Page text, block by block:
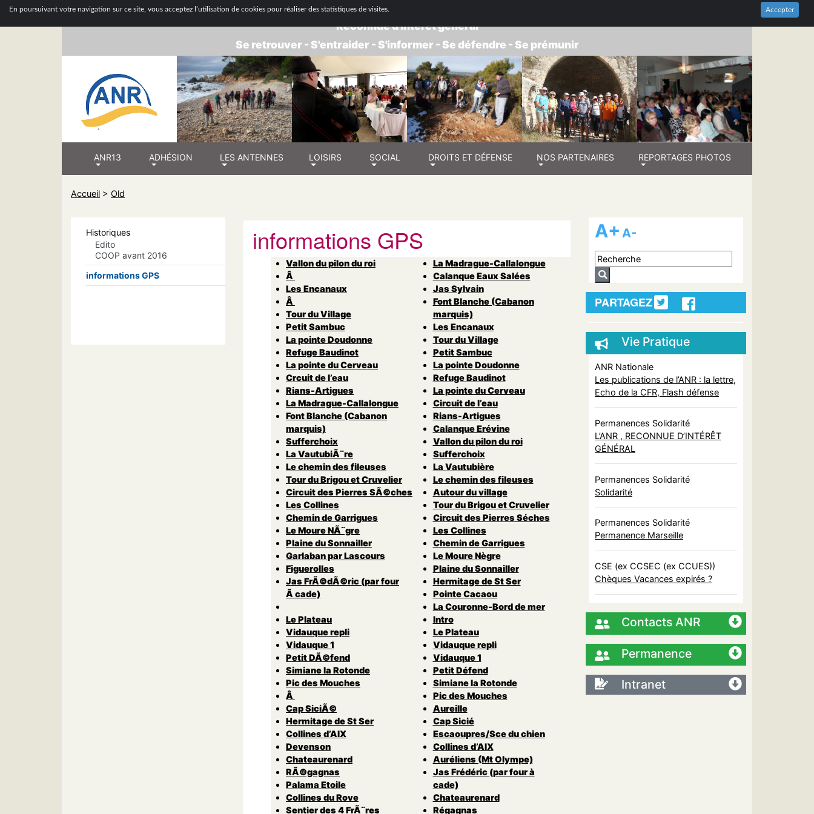
En poursuivant votre navigation sur ce site, vous acceptez l’utilisation de cookies pour réaliser des statistiques de visites. Accepter
ASSOCIATION NATIONALE DE RETRAITÉS - GROUPE BOUCHES-DU-RHÔNE
Reconnue d'intérêt général
Se retrouver - S'entraider - S'informer - Se défendre - Se prémunir
ANR13 ADHÉSION LES ANTENNES LOISIRS SOCIAL DROITS ET DÉFENSE NOS PARTENAIRES REPORTAGES PHOTOS
Accueil > Old
Historiques
Edito
COOP avant 2016
informations GPS
informations GPS
Vallon du pilon du roi
Â
Les Encanaux
Â
Tour du Village
Petit Sambuc
La pointe Doudonne
Refuge Baudinot
La pointe du Cerveau
Crcuit de l’eau
Rians-Artigues
La Madrague-Callalongue
Font Blanche (Cabanon
marquis)
Sufferchoix
La VautubiÃ¨re
Le chemin des fileuses
Tour du Brigou et Cruvelier
Circuit des Pierres SÃ©ches
Les Collines
Chemin de Garrigues
Le Moure NÃ¨gre
Plaine du Sonnailler
Garlaban par Lascours
Figuerolles
Jas FrÃ©dÃ©ric (par four
Ã cade)
Le Plateau
Vidauque repli
Vidauque 1
Petit DÃ©fend
Simiane la Rotonde
Pic des Mouches
Â
Cap SiciÃ©
Hermitage de St Ser
Collines d’AIX
Devenson
Chateaurenard
RÃ©gagnas
Palama Etoile
Collines du Rove
Sentier des 4 FrÃ¨res
La Madrague-Callalongue
Calanque Eaux Salées
Jas Sylvain
Font Blanche (Cabanon
marquis)
Les Encanaux
Tour du Village
Petit Sambuc
La pointe Doudonne
Refuge Baudinot
La pointe du Cerveau
Circuit de l’eau
Rians-Artigues
Calanque Erévine
Vallon du pilon du roi
Sufferchoix
La Vautubière
Le chemin des fileuses
Autour du village
Tour du Brigou et Cruvelier
Circuit des Pierres Séches
Les Collines
Chemin de Garrigues
Le Moure Nègre
Plaine du Sonnailler
Hermitage de St Ser
Pointe Cacaou
La Couronne-Bord de mer
Intro
Le Plateau
Vidauque repli
Vidauque 1
Petit Défend
Simiane la Rotonde
Pic des Mouches
Aureille
Cap Sicié
Escaoupres/Sce du chien
Collines d’AIX
Auréliens (Mt Olympe)
Jas Frédéric (par four à
cade)
Chateaurenard
Régagnas
A+ A-
PARTAGEZ
Vie Pratique
ANR Nationale
Les publications de l’ANR : la lettre,
Echo de la CFR, Flash défense
Permanences Solidarité
L’ANR , RECONNUE D’INTÉRÊT
GÉNÉRAL
Permanences Solidarité
Solidarité
Permanences Solidarité
Permanence Marseille
CSE (ex CCSEC (ex CCUES))
Chèques Vacances expirés ?
Contacts ANR
Permanence
Intranet